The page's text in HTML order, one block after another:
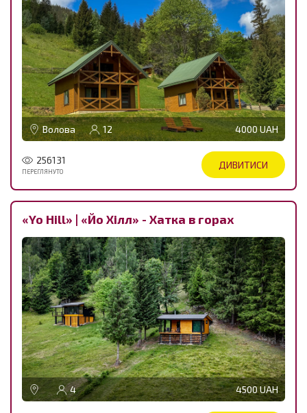
Волова 12 4000 UAH
256131
ПЕРЕГЛЯНУТО
ДИВИТИСИ
«Yo Hill» | «Йо Хілл» - Хатка в горах
4 4500 UAH